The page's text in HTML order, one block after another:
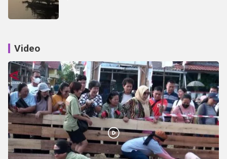
Video